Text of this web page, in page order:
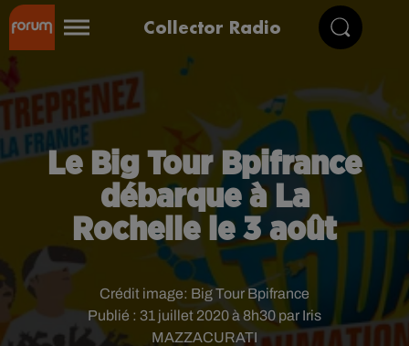
Collector Radio
Le Big Tour Bpifrance
débarque à La
Rochelle le 3 août
Publié : 31 juillet 2020 à 8h30 par Iris
MAZZACURATI
Crédit image: Big Tour Bpifrance